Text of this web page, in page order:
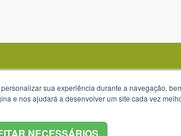
sua experiência durante a navegação,
e nos ajudará a desenvolver um site cada vez